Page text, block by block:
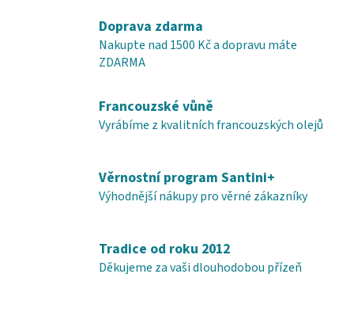
c
í
k
y
p
i
n
í
Doprava zdarma
Nakupte nad 1500 Kč a dopravu máte
ZDARMA
Francouzské vůně
Vyrábíme z kvalitních francouzských olejů
Věrnostní program Santini+
Výhodnější nákupy pro věrné zákazníky
Tradice od roku 2012
Děkujeme za vaši dlouhodobou přízeň